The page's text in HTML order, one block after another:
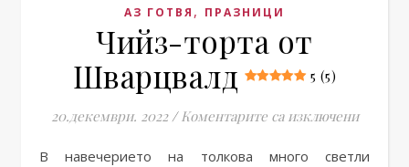
АЗ ГОТВЯ , ПРАЗНИЦИ
Чийз-торта от
Шварцвалд
5 (5)
20.декември. 2022 / Коментарите са изключениза
В навечерието на толкова много светли